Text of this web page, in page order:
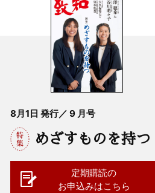
8月1日 発行／ 9 月号
めざすものを持つ
定期購読の
お申込みはこちら